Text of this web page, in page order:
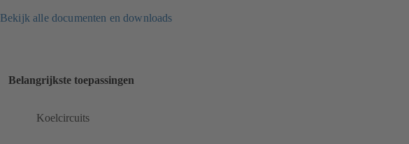
Bekijk alle documenten en downloads
Belangrijkste toepassingen
Koelcircuits